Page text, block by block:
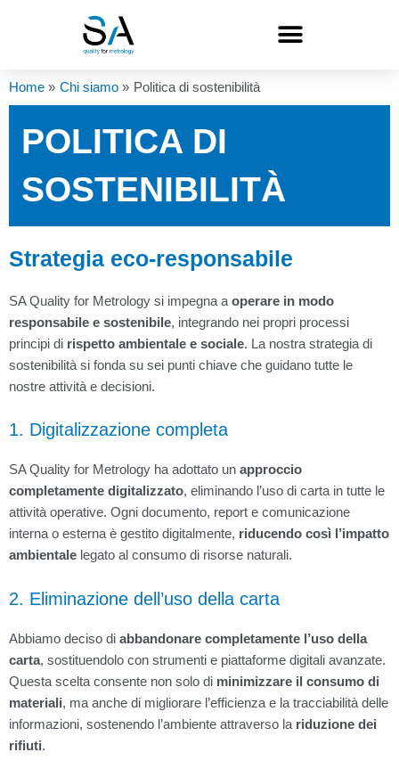
Home Chi siamo Politica di sostenibilità
POLITICA DI
SOSTENIBILITÀ
Strategia eco-responsabile
SA Quality for Metrology si impegna a operare in modo
responsabile e sostenibile, integrando nei propri processi
principi di rispetto ambientale e sociale. La nostra strategia di
sostenibilità si fonda su sei punti chiave che guidano tutte le
nostre attività e decisioni.
1. Digitalizzazione completa
SA Quality for Metrology ha adottato un approccio
completamente digitalizzato, eliminando l’uso di carta in tutte le
attività operative. Ogni documento, report e comunicazione
interna o esterna è gestito digitalmente, riducendo così l’impatto
ambientale legato al consumo di risorse naturali.
2. Eliminazione dell’uso della carta
Abbiamo deciso di abbandonare completamente l’uso della
carta, sostituendolo con strumenti e piattaforme digitali avanzate.
Questa scelta consente non solo di minimizzare il consumo di
materiali, ma anche di migliorare l’efficienza e la tracciabilità delle
informazioni, sostenendo l’ambiente attraverso la riduzione dei
rifiuti.